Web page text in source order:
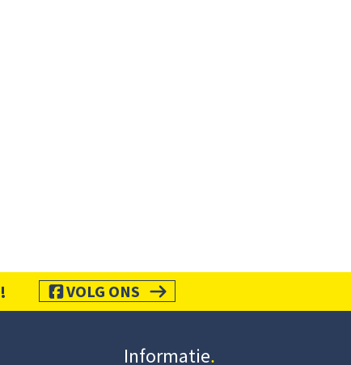
VOLG ONS
Informatie